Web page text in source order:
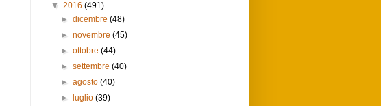
▼ 2016 (491)
►dicembre(48)
►novembre(45)
►ottobre(44)
►settembre(40)
►agosto(40)
►
luglio(39)